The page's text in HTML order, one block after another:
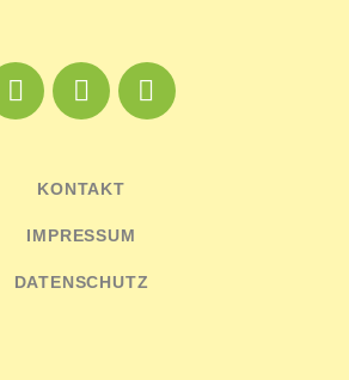
KONTAKT
IMPRESSUM
DATENSCHUTZ